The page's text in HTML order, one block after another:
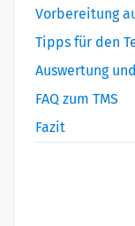
Vorbereitung
Tipps für den
Auswertung
FAQ zum TMS
Fazit